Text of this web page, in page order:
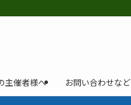
主催者様へ お問い合わせなど